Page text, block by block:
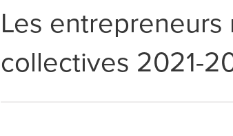
Les
collectives 2021-